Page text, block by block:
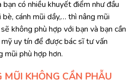
bạn có nhiều khuyết điểm như đầu
cánh mũi dầy,… thì nâng mũi
không phù hợp với bạn và bạn cần
uy tín để được bác sĩ tư vấn
mũi phù hợp hơn.
MŨI KHÔNG CẦN PHẪU